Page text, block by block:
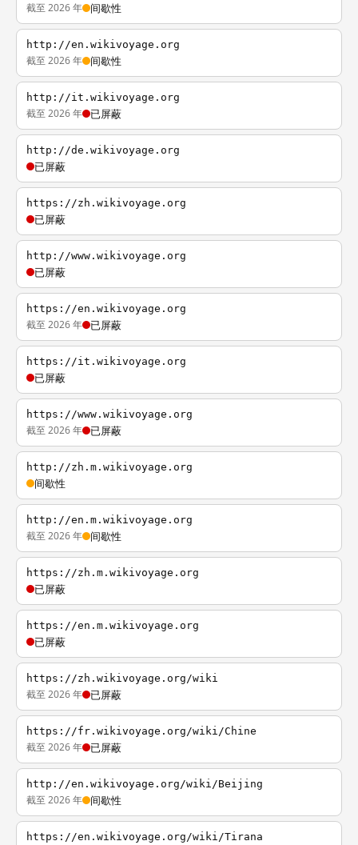
截至 2026 年 间歇性
http://en.wikivoyage.org
截至 2026 年 间歇性
http://it.wikivoyage.org
截至 2026 年 已屏蔽
http://de.wikivoyage.org
已屏蔽
https://zh.wikivoyage.org
已屏蔽
http://www.wikivoyage.org
已屏蔽
https://en.wikivoyage.org
截至 2026 年 已屏蔽
https://it.wikivoyage.org
已屏蔽
https://www.wikivoyage.org
截至 2026 年 已屏蔽
http://zh.m.wikivoyage.org
间歇性
http://en.m.wikivoyage.org
截至 2026 年 间歇性
https://zh.m.wikivoyage.org
已屏蔽
https://en.m.wikivoyage.org
已屏蔽
https://zh.wikivoyage.org/wiki
截至 2026 年 已屏蔽
https://fr.wikivoyage.org/wiki/Chine
截至 2026 年 已屏蔽
http://en.wikivoyage.org/wiki/Beijing
截至 2026 年 间歇性
https://en.wikivoyage.org/wiki/Tirana